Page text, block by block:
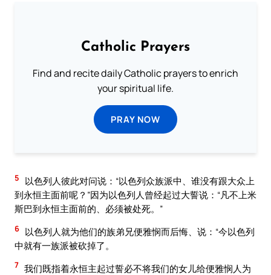
Catholic Prayers
Find and recite daily Catholic prayers to enrich
your spiritual life.
PRAY NOW
5
以色列人彼此对问说：“以色列众族派中、谁没有跟大众上
到永恒主面前呢？”因为以色列人曾经起过大誓说：“凡不上米
斯巴到永恒主面前的、必须被处死。”
6 以色列人就为他们的族弟兄便雅悯而后悔、说：“今以色列
中就有一族派被砍掉了。
7 我们既指着永恒主起过誓必不将我们的女儿给便雅悯人为